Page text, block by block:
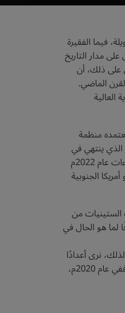
فيما الفقيرة
مدار التاريخ
على ذلك، أن
الماضي.
منظمة
الذي ينتهي في
النفايات وغيره، بل كمية السعرات الحرارية المُتاحة لكل فرد للاستهلاك، سواء استهلكها أم لا، وسواء كان مصدرها حيوانيًا أم نباتيًا. وفي إحصاءات عام 2022م
اليوم، يليه المواطن الآسيوي بـ2930 سعرًا، ثم مواطنو أمريكا الجنوبية
الستينيات من
خلافًا لما هو الحال في
نرى أعدادًا
كبيرة جدًا من أبناء القارة السمراء يعانون أمراض سوء التغذية، على الرغم من أن المتوسط العام قد يعطي مؤشرًا أن الحال ليس بذلك السوء. ففي عام 2020م،